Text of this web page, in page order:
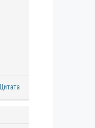
Цитата